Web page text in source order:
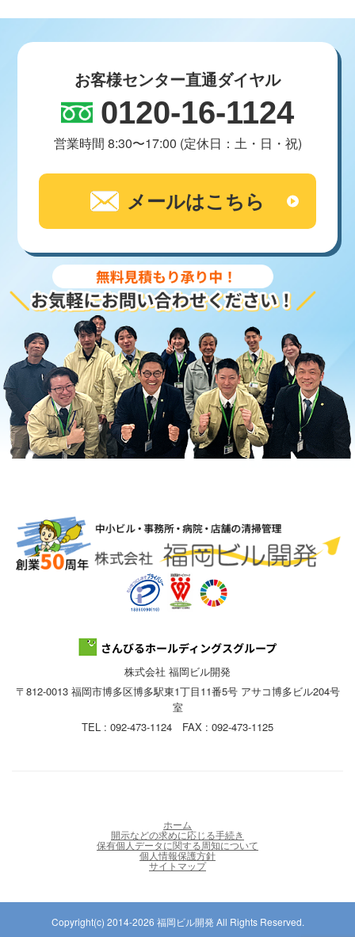
お客様センター直通ダイヤル
0120-16-1124
営業時間 8:30〜17:00 (定休日：土・日・祝)
メールはこちら
株式会社 福岡ビル開発
〒812-0013 福岡市博多区博多駅東1丁目11番5号 アサコ博多ビル204号
室
TEL : 092-473-1124 FAX : 092-473-1125
ホーム
開示などの求めに応じる手続き
保有個人データに関する周知について
個人情報保護方針
サイトマップ
Copyright(c) 2014-2026 福岡ビル開発 All Rights Reserved.